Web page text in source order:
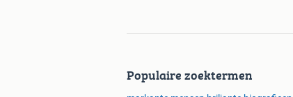
Populaire zoektermen